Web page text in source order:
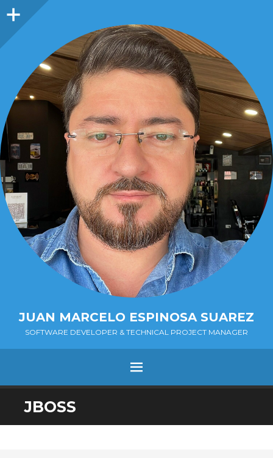
Barra
JUAN MARCELO ESPINOSA SUAREZ
SOFTWARE DEVELOPER & TECHNICAL PROJECT MANAGER
MENÚ
SALTAR
AL
JBOSS